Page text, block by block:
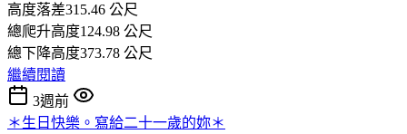
高度落差315.46 公尺
總爬升高度124.98 公尺
總下降高度373.78 公尺
繼續閱讀
3週前
＊生日快樂。寫給二十一歲的妳＊